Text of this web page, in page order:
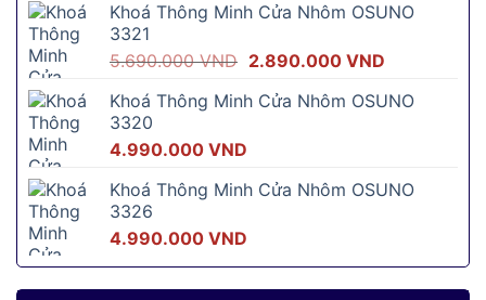
Khoá Thông Minh Cửa Nhôm OSUNO
3321
5.690.000VND Giá
là:
2.890.000 VNDGiá
tại
Khoá Thông Minh Cửa Nhôm OSUNO
3320
4.990.000 VND
Khoá Thông Minh Cửa Nhôm OSUNO
3326
4.990.000 VND